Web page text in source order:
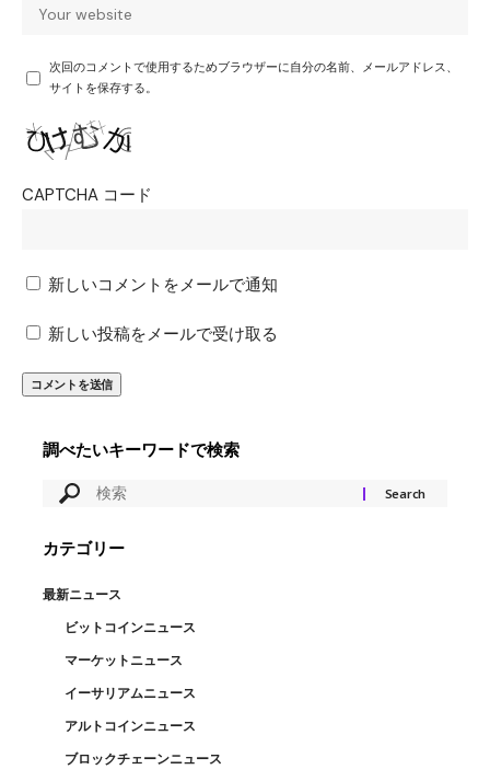
次回のコメントで使用するためブラウザーに自分の名前、メールアドレス、
サイトを保存する。
CAPTCHA コード
新しいコメントをメールで通知
新しい投稿をメールで受け取る
調べたいキーワードで検索
カテゴリー
最新ニュース
ビットコインニュース
マーケットニュース
イーサリアムニュース
アルトコインニュース
ブロックチェーンニュース